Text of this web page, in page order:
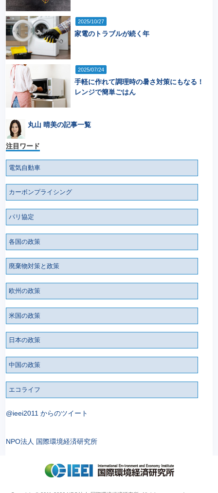
2025/10/27
家電のトラブルが続く年
2025/07/24
手軽に作れて調理時の暑さ対策にもなる！
レンジで簡単ごはん
丸山 晴美の記事一覧
注目ワード
電気自動車
カーボンプライシング
パリ協定
各国の政策
廃棄物対策と政策
欧州の政策
米国の政策
日本の政策
中国の政策
エコライフ
@ieei2011 からのツイート
NPO法人 国際環境経済研究所